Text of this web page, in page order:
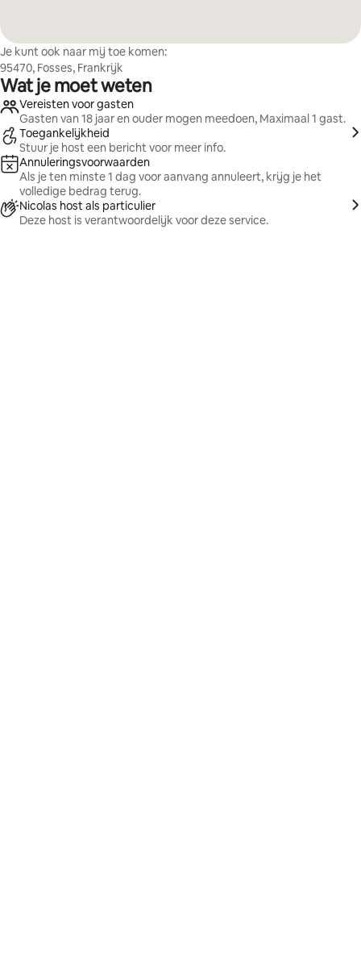
Je kunt ook naar mij toe komen:
95470, Fosses, Frankrijk
Wat je moet weten
Vereisten voor gasten
Gasten van 18 jaar en ouder mogen meedoen, Maximaal 1 gast.
Toegankelijkheid
Stuur je host een bericht voor meer info.
Annuleringsvoorwaarden
Als je ten minste 1 dag voor aanvang annuleert, krijg je het
volledige bedrag terug.
Nicolas host als particulier
Deze host is verantwoordelijk voor deze service.